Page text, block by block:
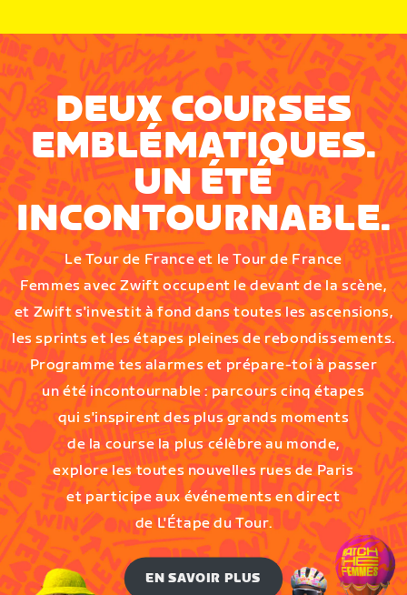
DEUX COURSES
EMBLÉMATIQUES.
UN ÉTÉ
INCONTOURNABLE.
Le Tour de France et le Tour de France
Femmes avec Zwift occupent le devant de la scène,
et Zwift s'investit à fond dans toutes les ascensions,
les sprints et les étapes pleines de rebondissements.
Programme tes alarmes et prépare-toi à passer
un été incontournable : parcours cinq étapes
qui s'inspirent des plus grands moments
de la course la plus célèbre au monde,
explore les toutes nouvelles rues de Paris
et participe aux événements en direct
de L'Étape du Tour.
EN SAVOIR PLUS